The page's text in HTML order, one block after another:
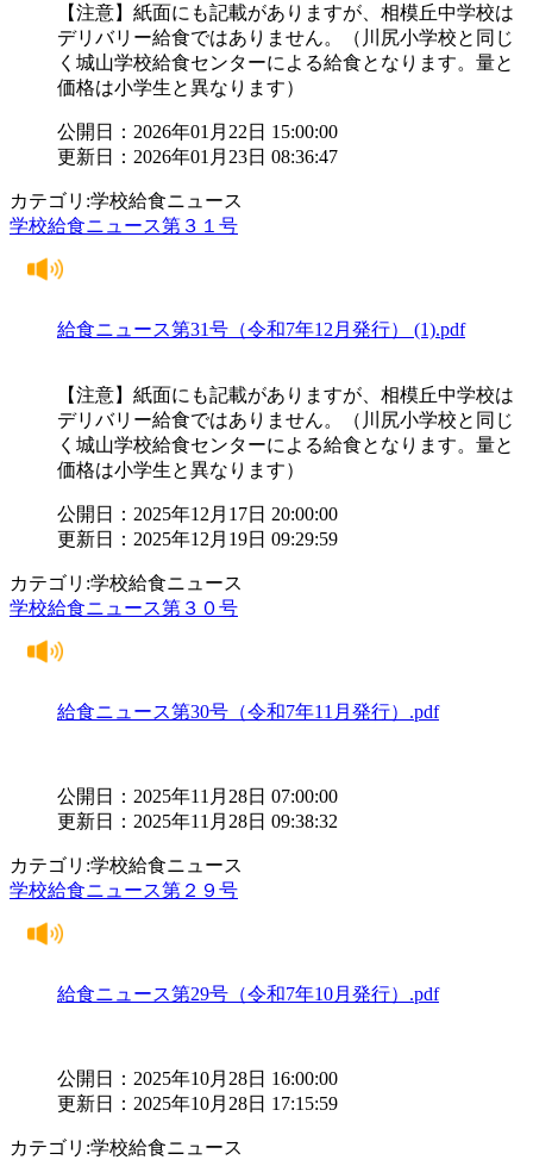
【注意】紙面にも記載がありますが、相模丘中学校は
デリバリー給食ではありません。（川尻小学校と同じ
く城山学校給食センターによる給食となります。量と
価格は小学生と異なります）
公開日：2026年01月22日 15:00:00
更新日：2026年01月23日 08:36:47
カテゴリ:学校給食ニュース
学校給食ニュース第３１号
給食ニュース第31号（令和7年12月発行） (1).pdf
【注意】紙面にも記載がありますが、相模丘中学校は
デリバリー給食ではありません。（川尻小学校と同じ
く城山学校給食センターによる給食となります。量と
価格は小学生と異なります）
公開日：2025年12月17日 20:00:00
更新日：2025年12月19日 09:29:59
カテゴリ:学校給食ニュース
学校給食ニュース第３０号
給食ニュース第30号（令和7年11月発行）.pdf
公開日：2025年11月28日 07:00:00
更新日：2025年11月28日 09:38:32
カテゴリ:学校給食ニュース
学校給食ニュース第２９号
給食ニュース第29号（令和7年10月発行）.pdf
公開日：2025年10月28日 16:00:00
更新日：2025年10月28日 17:15:59
カテゴリ:学校給食ニュース